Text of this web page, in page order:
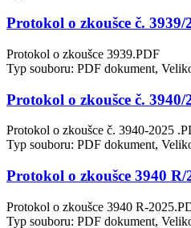
Protokol o zkoušce č. 3939/
Protokol o zkoušce 3939.PDF
Typ souboru: PDF dokument,
Protokol o zkoušce č. 3940/
Protokol o zkoušce č. 3940-2025
Typ souboru: PDF dokument,
Protokol o zkoušce 3940 R/
Protokol o zkoušce 3940 R-
Typ souboru: PDF dokument,